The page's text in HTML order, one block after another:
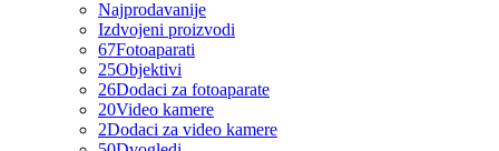
Najprodavanije
Izdvojeni proizvodi
67Fotoaparati
25Objektivi
26Dodaci za fotoaparate
20Video kamere
2Dodaci za video kamere